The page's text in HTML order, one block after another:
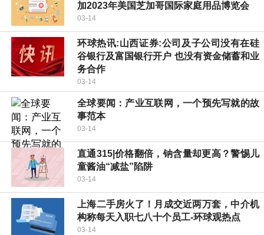
加2023年美国芝加哥国际家庭用品博览会
03-14
环球热讯:山西证券:公司及子公司没有在硅
谷银行及富国银行开户 也没有资金储蓄和业
务合作
03-14
全球要闻：产业互联网，一个预先写就的故
事范本
03-14
直通315|价格翻倍，钠含量却更高？警惕儿
童酱油“减盐”陷阱
03-14
上海二手房火了！月成交近两万套，中介机
构称每天入职七八十个员工-环球观热点
03-14